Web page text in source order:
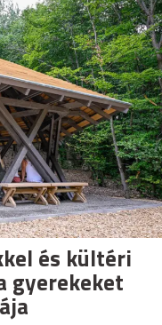
és kültéri
gyerekeket